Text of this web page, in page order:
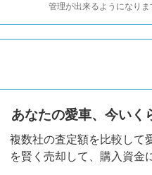
管理が出来るようになりま
あなたの愛車、今いく
複数社の査定額を比較して
を賢く売却して、購入資金